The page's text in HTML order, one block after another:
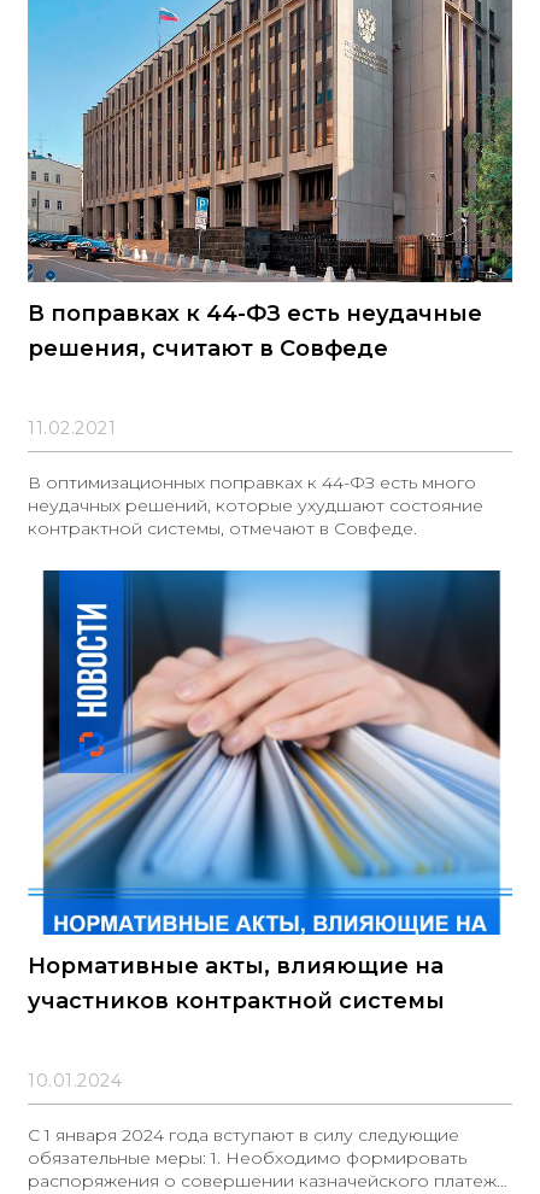
В поправках к 44-ФЗ есть неудачные
решения, считают в Совфеде
11.02.2021
В оптимизационных поправках к 44-ФЗ есть много
неудачных решений, которые ухудшают состояние
контрактной системы, отмечают в Совфеде.
Нормативные акты, влияющие на
участников контрактной системы
10.01.2024
С 1 января 2024 года вступают в силу следующие
обязательные меры: 1. Необходимо формировать
распоряжения о совершении казначейского платежа